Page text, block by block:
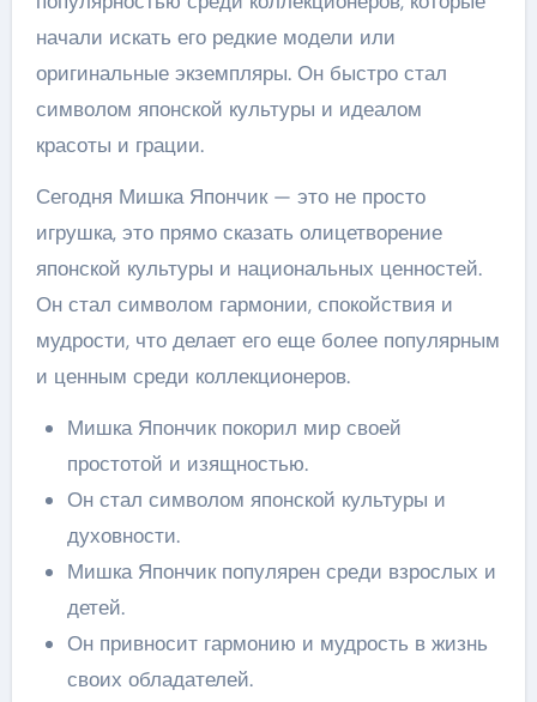
начали искать его редкие модели или
оригинальные экземпляры. Он быстро стал
символом японской культуры и идеалом
красоты и грации.
Сегодня Мишка Япончик — это не просто
игрушка, это прямо сказать олицетворение
японской культуры и национальных ценностей.
Он стал символом гармонии, спокойствия и
мудрости, что делает его еще более популярным
и ценным среди коллекционеров.
Мишка Япончик покорил мир своей
простотой и изящностью.
Он стал символом японской культуры и
духовности.
Мишка Япончик популярен среди взрослых и
детей.
Он привносит гармонию и мудрость в жизнь
своих обладателей.